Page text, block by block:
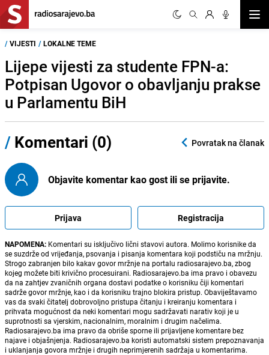
/ VIJESTI / LOKALNE TEME
Lijepe vijesti za studente FPN-a:
Potpisan Ugovor o obavljanju prakse
u Parlamentu BiH
/ Komentari (0) Povratak na članak
Objavite komentar kao gost ili se prijavite.
Prijava Registracija
NAPOMENA: Komentari su isključivo lični stavovi autora. Molimo korisnike da
se suzdrže od vrijeđanja, psovanja i pisanja komentara koji podstiču na mržnju.
Strogo zabranjen bilo kakav govor mržnje na portalu radiosarajevo.ba, zbog
kojeg možete biti krivično procesuirani. Radiosarajevo.ba ima pravo i obavezu
da na zahtjev zvaničnih organa dostavi podatke o korisniku čiji komentari
sadrže govor mržnje, kao i da korisniku trajno blokira pristup. Obaviještavamo
vas da svaki čitatelj dobrovoljno pristupa čitanju i kreiranju komentara i
prihvata mogućnost da neki komentari mogu sadržavati narativ koji je u
suprotnosti sa vjerskim, nacionalnim, moralnim i drugim načelima.
Radiosarajevo.ba ima pravo da obriše sporne ili prijavljene komentare bez
najave i objašnjenja. Radiosarajevo.ba koristi automatski sistem prepoznavanja
i uklanjanja govora mržnje i drugih neprimjerenih sadržaja u komentarima.